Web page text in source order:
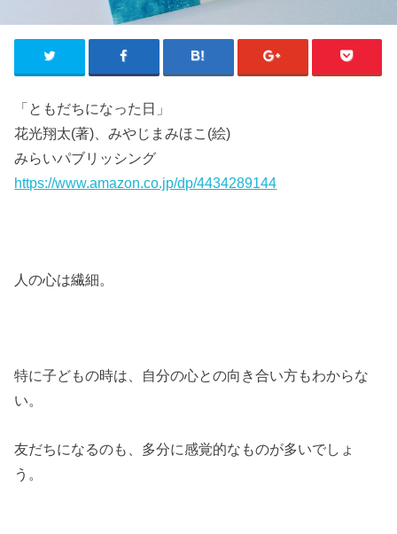
「ともだちになった日」
花光翔太(著)、みやじまみほこ(絵)
みらいパブリッシング
https://www.amazon.co.jp/dp/4434289144
人の心は繊細。
特に子どもの時は、自分の心との向き合い方もわからな
い。
友だちになるのも、多分に感覚的なものが多いでしょ
う。